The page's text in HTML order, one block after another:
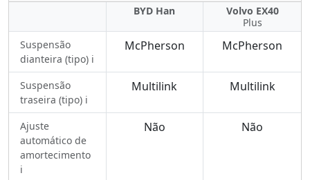
BYD Han
Volvo EX40
Plus
Suspensão
dianteira (tipo) ℹ️
McPherson McPherson
Suspensão
traseira (tipo) ℹ️
Multilink Multilink
Ajuste
automático de
amortecimento
ℹ️
Não Não